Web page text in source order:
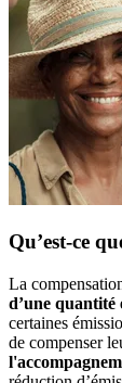
Qu’est-ce
La
d’une quantité
certaines
de compenser